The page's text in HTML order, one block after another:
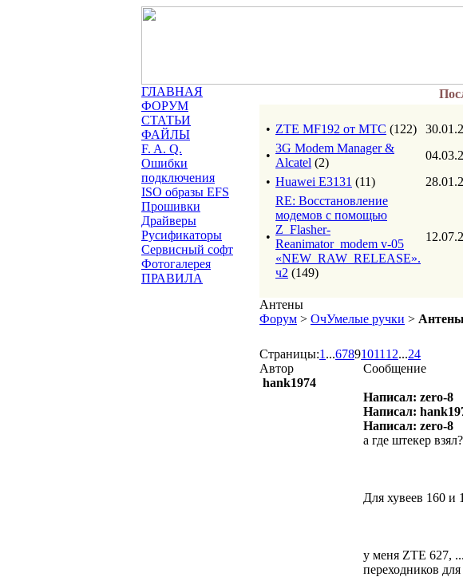
ГЛАВНАЯ
ФОРУМ
СТАТЬИ
ФАЙЛЫ
F. A. Q.
Ошибки
подключения
ISO образы EFS
Прошивки
Драйверы
Русификаторы
Сервисный софт
Фотогалерея
ПРАВИЛА
• ZTE MF192 от МТС (122)
•
3G Modem Manager &
Alcatel (2)
• Huawei E3131 (11)
•
RE: Восстановление
модемов с помощью
Z_Flasher-
Reanimator_modem v-05
«NEW_RAW_RELEASE».
ч2 (149)
Антены
Форум > ОчУмелые ручки > Антены
Страницы:1 ...67891011 12...24
Автор
Сообщение
hank1974
Написал: zero-8
Написал:
Написал: zero-8
а где штекер взял?
Для хувеев 160 и
у меня ZTE 627,
переходников